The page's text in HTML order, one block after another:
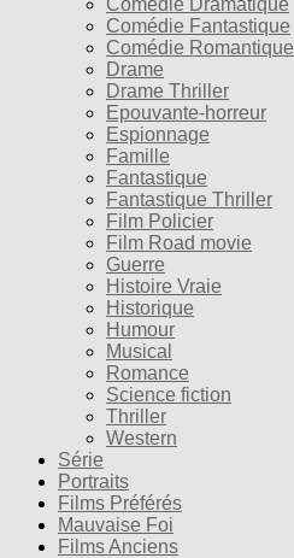
Comédie Dramatique
Comédie Fantastique
Comédie Romantique
Drame
Drame Thriller
Epouvante-horreur
Espionnage
Famille
Fantastique
Fantastique Thriller
Film Policier
Film Road movie
Guerre
Histoire Vraie
Historique
Humour
Musical
Romance
Science fiction
Thriller
Western
Série
Portraits
Films Préférés
Mauvaise Foi
Films Anciens